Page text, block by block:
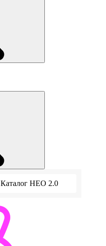
Каталог НЕО 2.0